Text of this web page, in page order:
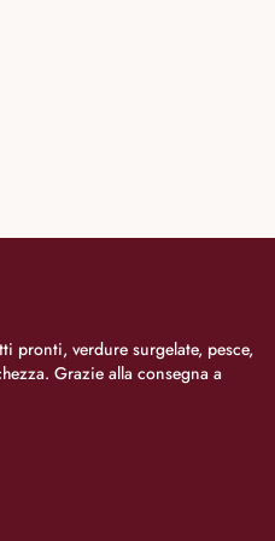
pronti, verdure surgelate, pesce,
Grazie alla consegna a